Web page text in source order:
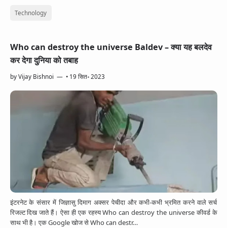
Technology
Who can destroy the universe Baldev – क्या यह बलदेव
कर देगा दुनिया को तबाह
byVijay Bishnoi • 19 सित॰ 2023
इंटरनेट के संसार में जिज्ञासु दिमाग अक्सर पेचीदा और कभी-कभी भ्रमित करने वाले सर्च
रिजल्ट दिख जाते हैं। ऐसा ही एक रहस्य Who can destroy the universe कीवर्ड के
साथ भी है। एक Google खोज से Who can destr…